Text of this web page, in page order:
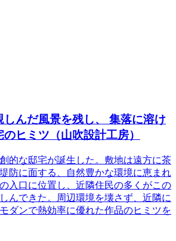
んだ風景を残し、 集落に溶け
ヒミツ（山吹設計工房）
的な邸宅が誕生した。敷地は遠方に茶
防に面する、自然豊かな環境に恵まれ
入口に位置し、近隣住民の多くがこの
んできた。周辺環境を壊さず、近隣に
ダンで熱効率に優れた作品のヒミツを